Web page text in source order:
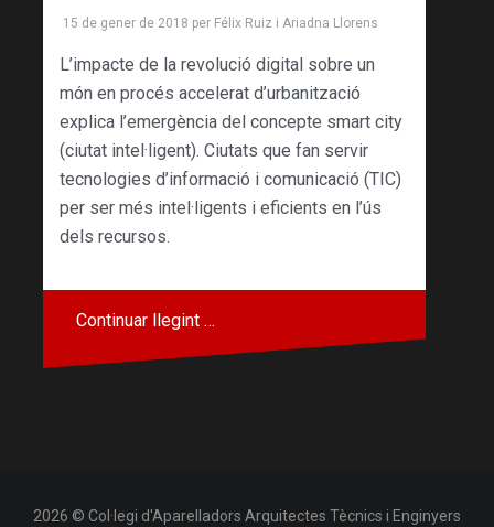
15 de gener de 2018 per Félix Ruiz i Ariadna Llorens
L’impacte de la revolució digital sobre un
món en procés accelerat d’urbanització
explica l’emergència del concepte smart city
(ciutat intel·ligent). Ciutats que fan servir
tecnologies d’informació i comunicació (TIC)
per ser més intel·ligents i eficients en l’ús
dels recursos.
Continuar llegint …
2026 © Col·legi d'Aparelladors Arquitectes Tècnics i Enginyers